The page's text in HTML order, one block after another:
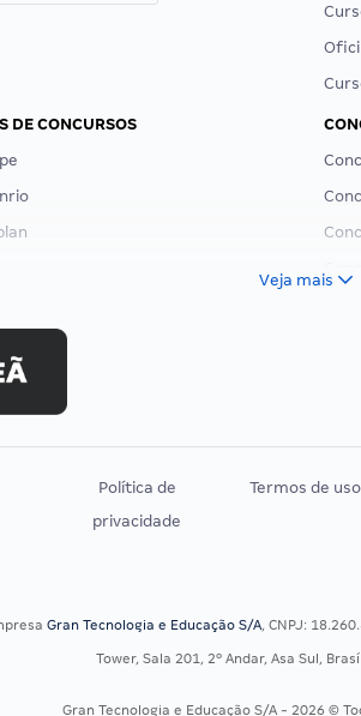
DE CONCURSOS
Veja mais
Política de
privacidade
Termos de uso
Gran Tecnologia e Educação S/A, CNPJ:
Tower, Sala 201, 2º Andar, Asa Sul,
Gran Tecnologia e Educação S/A - 2026 ©